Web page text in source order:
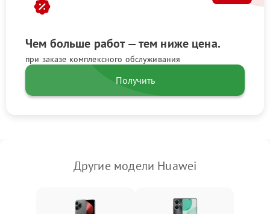
Чем больше работ — тем ниже цена.
при заказе комплексного обслуживания
Получить
Другие модели Huawei